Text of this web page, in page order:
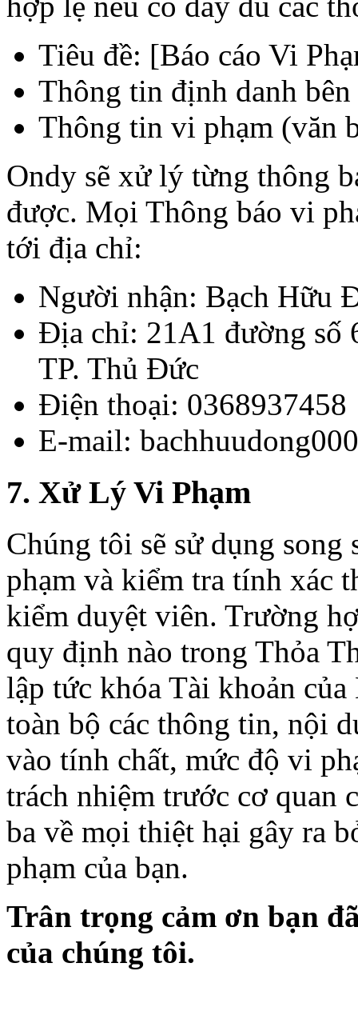
Tiêu đề: [Báo cáo Vi
Thông tin định danh
Thông tin vi phạm (văn
Ondy sẽ xử lý từng thông
được. Mọi Thông báo vi
tới địa chỉ:
Người nhận: Bạch Hữu
Địa chỉ: 21A1 đường số
TP. Thủ Đức
Điện thoại: 0368937458
E-mail:
7. Xử Lý Vi Phạm
Chúng tôi sẽ sử dụng
phạm và kiểm tra tính xác
kiểm duyệt viên. Trường
quy định nào trong Thỏa
lập tức khóa Tài khoản
toàn bộ các thông tin, nội
vào tính chất, mức độ vi
trách nhiệm trước cơ quan
ba về mọi thiệt hại gây ra
phạm của bạn.
Trân trọng cảm ơn bạn
của chúng tôi.